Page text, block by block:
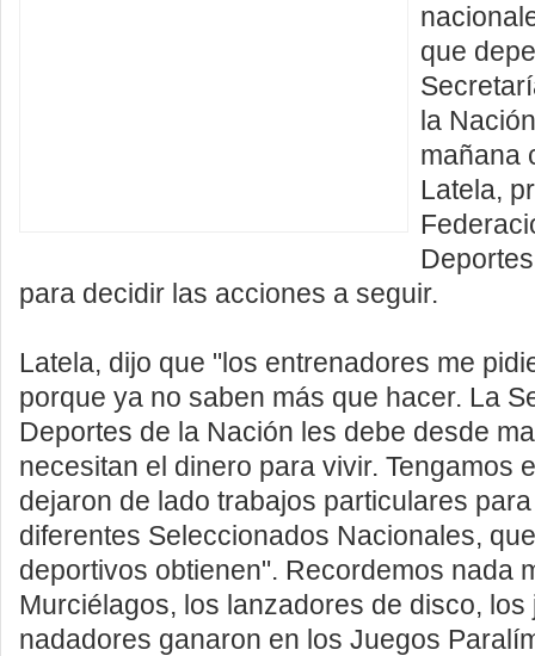
que
la
mañana
Latela,
para decidir las acciones a seguir.
Latela, dijo que "los entrenadores me
porque ya no saben más que hacer. La
Deportes de la Nación les debe desde
necesitan el dinero para vivir. Tengamos
dejaron de lado trabajos particulares
diferentes Seleccionados Nacionales,
deportivos obtienen". Recordemos nada
Murciélagos, los lanzadores de disco,
nadadores ganaron en los Juegos